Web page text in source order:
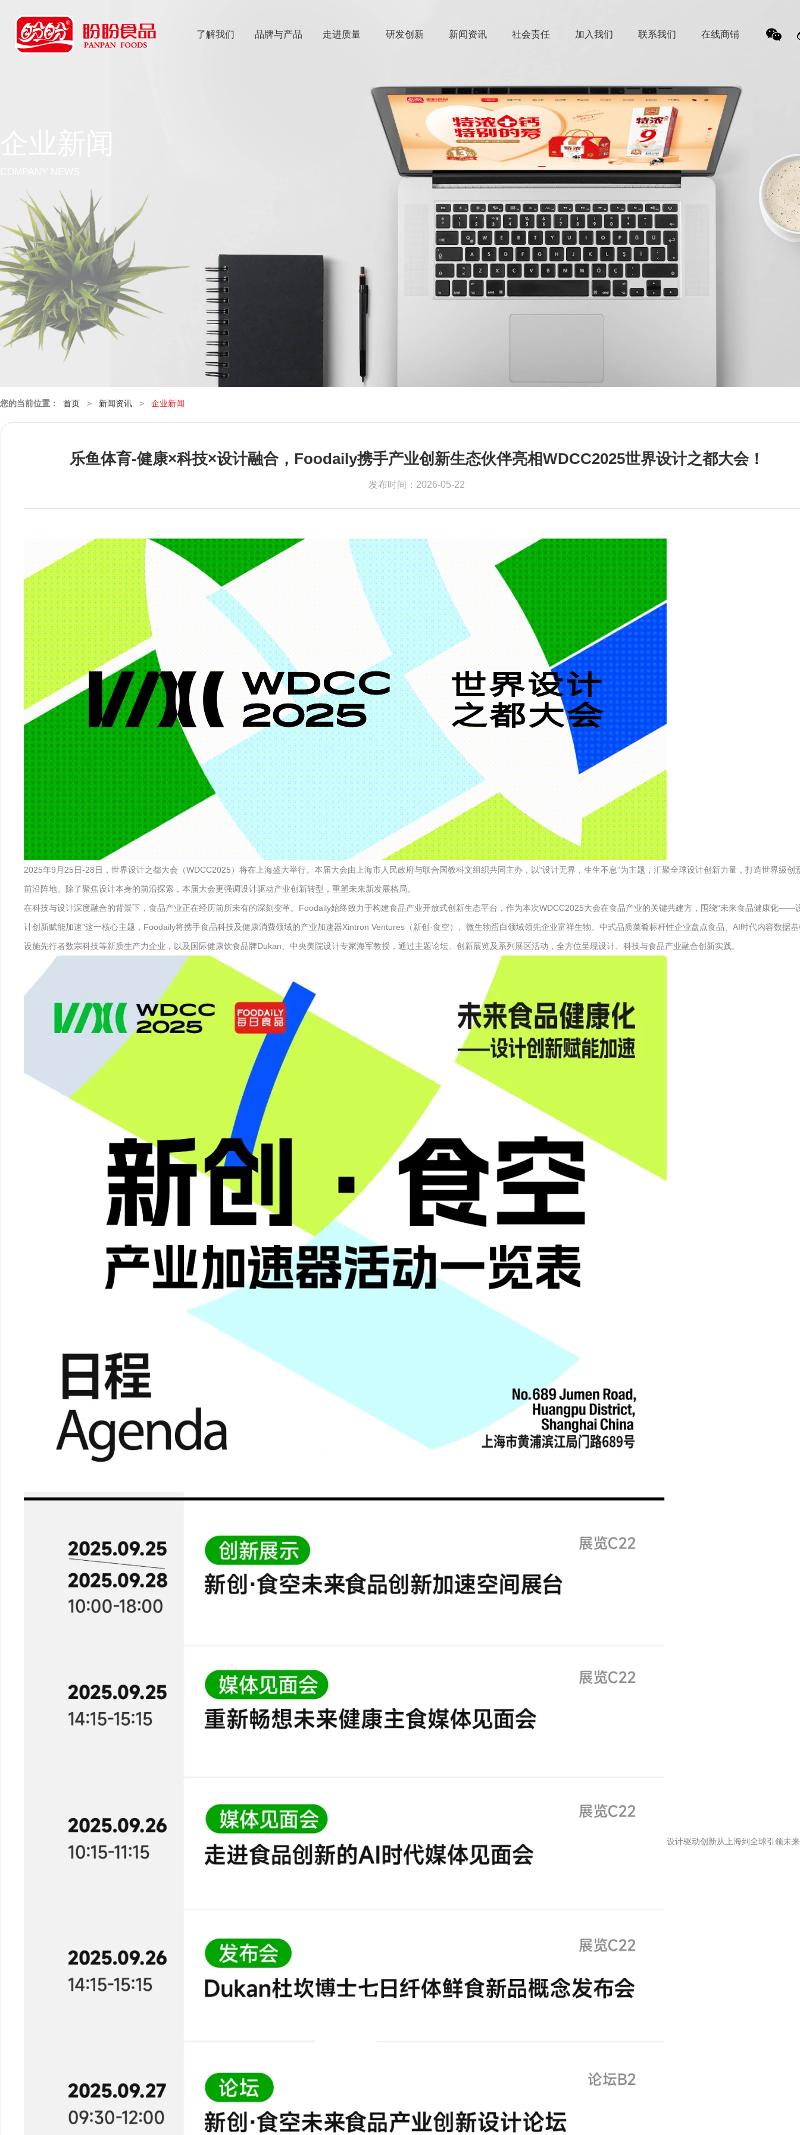
了解我们 品牌与产品 走进质量 研发创新 新闻资讯 社会责任 加入我们 联系我们 在线商铺
您的当前位置： 首页 > 新闻资讯 > 企业新闻
乐鱼体育-健康×科技×设计融合，Foodaily携手产业创新生态伙伴亮相WDCC2025世界设计之都大会！
发布时间：2026-05-22
2025年9月25日-28日，世界设计之都大会（WDCC2025）将在上海盛大举行。本届大会由上海市人民政府与联合国教科文组织共同主办，以“设计无界，生生不息”为主题，汇聚全球设计创新力量，打造世界级创
前沿阵地。除了聚焦设计本身的前沿探索，本届大会更强调设计驱动产业创新转型，重塑未来新发展格局。
在科技与设计深度融合的背景下，食品产业正在经历前所未有的深刻变革。Foodaily始终致力于构建食品产业开放式创新生态平台，作为本次WDCC2025大会在食品产业的关键共建方，围绕“未来食品健康化——
计创新赋能加速”这一核心主题，Foodaily将携手食品科技及健康消费领域的产业加速器Xintron Ventures（新创·食空）、微生物蛋白领域领先企业富祥生物、中式品质菜肴标杆性企业盘点食品、AI时代内容数据
设施先行者数宗科技等新质生产力企业，以及国际健康饮食品牌Dukan、中央美院设计专家海军教授，通过主题论坛、创新展览及系列展区活动，全方位呈现设计、科技与食品产业融合创新实践。
设计驱动创新从上海到全球引领未